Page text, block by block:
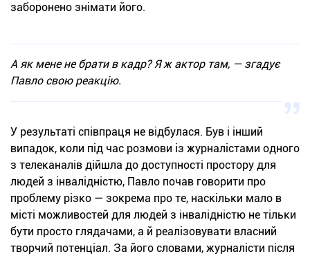
заборонено знімати його.
А як мене не брати в кадр? Я ж актор там, — згадує
Павло свою реакцію.
У результаті співпраця не відбулася. Був і інший
випадок, коли під час розмови із журналістами одного
з телеканалів дійшла до доступності простору для
людей з інвалідністю, Павло почав говорити про
проблему різко — зокрема про те, наскільки мало в
місті можливостей для людей з інвалідністю не тільки
бути просто глядачами, а й реалізовувати власний
творчий потенціал. За його словами, журналісти після